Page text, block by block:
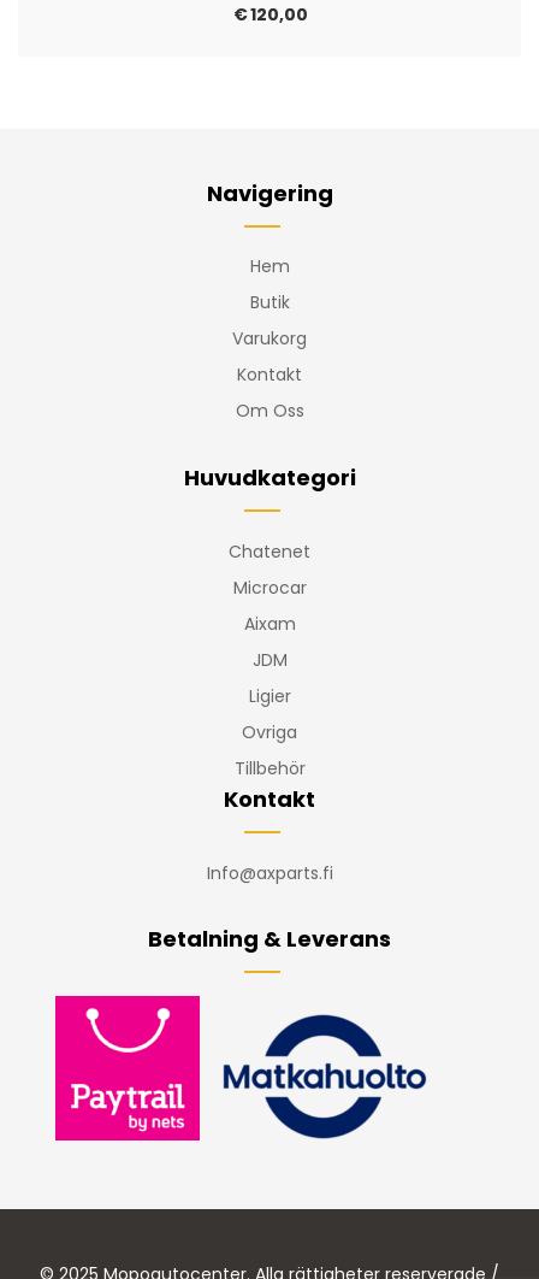
€120,00
Navigering
Hem
Butik
Varukorg
Kontakt
Om Oss
Huvudkategori
Chatenet
Microcar
Aixam
JDM
Ligier
Ovriga
Tillbehör
Kontakt
Info@axparts.fi
Betalning & Leverans
© 2025 Mopoautocenter. Alla rättigheter reserverade /